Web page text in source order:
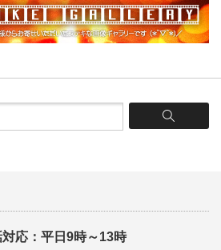
応：平日9時～13時